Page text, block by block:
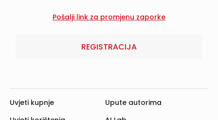
REGISTRACIJA
Uvjeti kupnje
Upute autorima